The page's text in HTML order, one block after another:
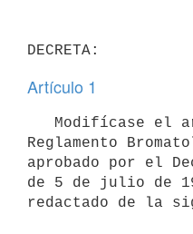
Artículo 1
Reglamento
aprobado por el
de 5 de julio de